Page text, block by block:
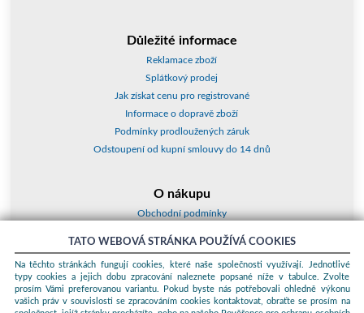
Důležité informace
Reklamace zboží
Splátkový prodej
Jak získat cenu pro registrované
Informace o dopravě zboží
Podmínky prodloužených záruk
Odstoupení od kupní smlouvy do 14 dnů
O nákupu
Obchodní podmínky
Kontakty a adresy
Essox splátky
TATO WEBOVÁ STRÁNKA POUŽÍVÁ COOKIES
Na těchto stránkách fungují cookies, které naše společnosti využívají. Jednotlivé
typy cookies a jejich dobu zpracování naleznete popsané níže v tabulce. Zvolte
prosím Vámi preferovanou variantu. Pokud byste nás potřebovali ohledně výkonu
vašich práv v souvislosti se zpracováním cookies kontaktovat, obraťte se prosím na